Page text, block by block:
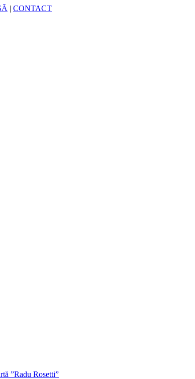
| CONTACT
”Radu Rosetti”